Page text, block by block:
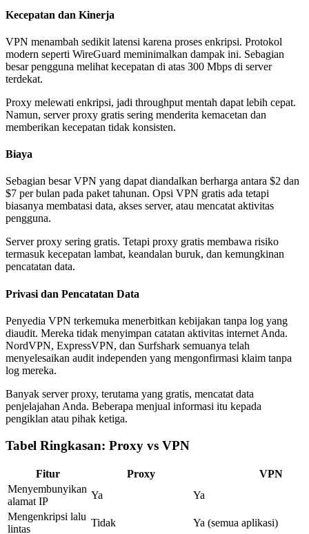
Kecepatan dan Kinerja
VPN menambah sedikit latensi karena proses enkripsi. Protokol
modern seperti WireGuard meminimalkan dampak ini. Sebagian
besar pengguna melihat kecepatan di atas 300 Mbps di server
terdekat.
Proxy melewati enkripsi, jadi throughput mentah dapat lebih cepat.
Namun, server proxy gratis sering menderita kemacetan dan
memberikan kecepatan tidak konsisten.
Biaya
Sebagian besar VPN yang dapat diandalkan berharga antara $2 dan
$7 per bulan pada paket tahunan. Opsi VPN gratis ada tetapi
biasanya membatasi data, akses server, atau mencatat aktivitas
pengguna.
Server proxy sering gratis. Tetapi proxy gratis membawa risiko
termasuk kecepatan lambat, keandalan buruk, dan kemungkinan
pencatatan data.
Privasi dan Pencatatan Data
Penyedia VPN terkemuka menerbitkan kebijakan tanpa log yang
diaudit. Mereka tidak menyimpan catatan aktivitas internet Anda.
NordVPN, ExpressVPN, dan Surfshark semuanya telah
menyelesaikan audit independen yang mengonfirmasi klaim tanpa
log mereka.
Banyak server proxy, terutama yang gratis, mencatat data
penjelajahan Anda. Beberapa menjual informasi itu kepada
pengiklan atau pihak ketiga.
Tabel Ringkasan: Proxy vs VPN
Fitur Proxy
VPN
Menyembunyikan
alamat IP
Ya
Ya
Mengenkripsi lalu
lintas
Tidak
Ya (semua aplikasi)